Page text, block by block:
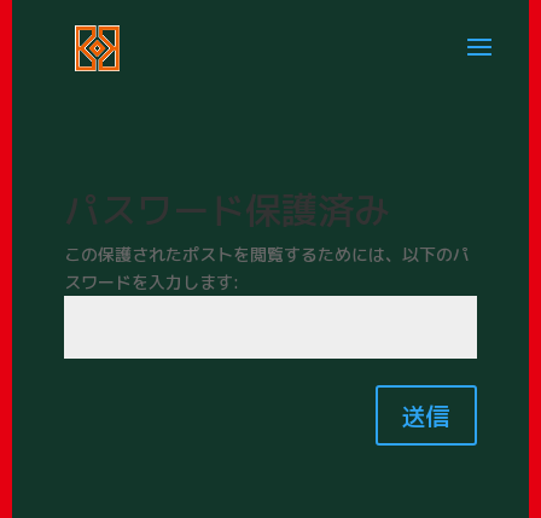
パスワード保護済み
この保護されたポストを閲覧するためには、以下のパ
スワードを入力します:
送信